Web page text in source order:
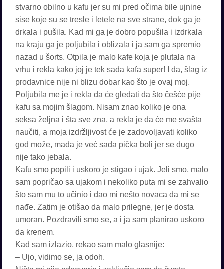
stvarno obilno u kafu jer su mi pred očima bile ujnine
sise koje su se tresle i letele na sve strane, dok ga je
drkala i pušila. Kad mi ga je dobro popušila i izdrkala
na kraju ga je poljubila i oblizala i ja sam ga spremio
nazad u šorts. Otpila je malo kafe koja je plutala na
vrhu i rekla kako joj je tek sada kafa super! I da, šlag iz
prodavnice nije ni blizu dobar kao što je ovaj moj.
Poljubila me je i rekla da će gledati da što češće pije
kafu sa mojim šlagom. Nisam znao koliko je ona
seksa željna i šta sve zna, a rekla je da će me svašta
naučiti, a moja izdržljivost će je zadovoljavati koliko
god može, mada je već sada pička boli jer se dugo
nije tako jebala.
Kafu smo popili i uskoro je stigao i ujak. Jeli smo, malo
sam popričao sa ujakom i nekoliko puta mi se zahvalio
što sam mu to učinio i dao mi nešto novaca da mi se
nađe. Zatim je otišao da malo prilegne, jer je dosta
umoran. Pozdravili smo se, a i ja sam planirao uskoro
da krenem.
Kad sam izlazio, rekao sam malo glasnije:
– Ujo, vidimo se, ja odoh.